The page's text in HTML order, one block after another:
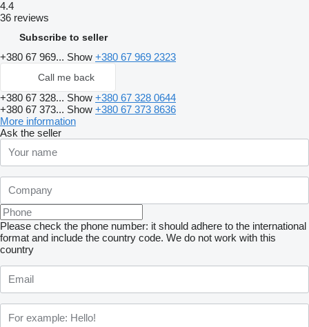
4.4
36 reviews
Subscribe to seller
+380 67 969... Show +380 67 969 2323
Call me back
+380 67 328... Show +380 67 328 0644
+380 67 373... Show +380 67 373 8636
More information
Ask the seller
Please check the phone number: it should adhere to the international
format and include the country code. We do not work with this
country